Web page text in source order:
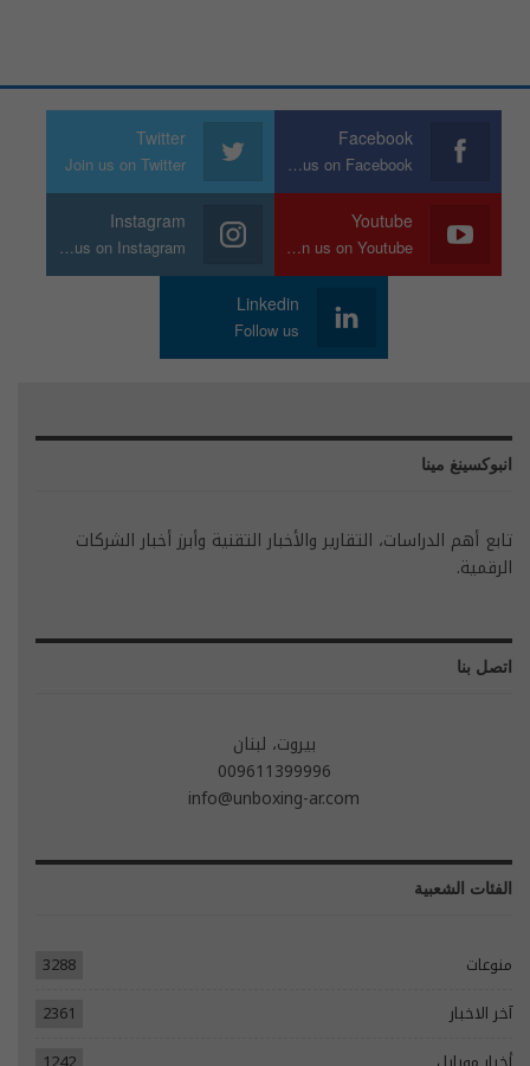
Facebook
Join us on Facebook
Twitter
Join us on Twitter
Youtube
Join us on Youtube
Instagram
Join us on Instagram
Linkedin
Follow us
انبوكسينغ مينا
تابع أهم الدراسات، التقارير والأخبار التقنية وأبرز أخبار الشركات
الرقمية.
اتصل بنا
بيروت، لبنان
009611399996
info@unboxing-ar.com
الفئات الشعبية
منوعات
3288
آخر الاخبار
2361